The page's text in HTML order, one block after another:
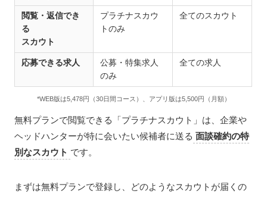
閲覧・返信でき
る
スカウト
プラチナスカウ
トのみ
全てのスカウト
応募できる求人
公募・特集求人
のみ
全ての求人
*WEB版は5,478円（30日間コース）、アプリ版は5,500円（月額）
無料プランで閲覧できる「プラチナスカウト」は、企業や
ヘッドハンターが特に会いたい候補者に送る 面談確約の特
別なスカウト です。
まずは無料プランで登録し、どのようなスカウトが届くの